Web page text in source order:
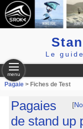
Le
menu
Pagaie> Fiches de Test
[
Pagaies
de stand up